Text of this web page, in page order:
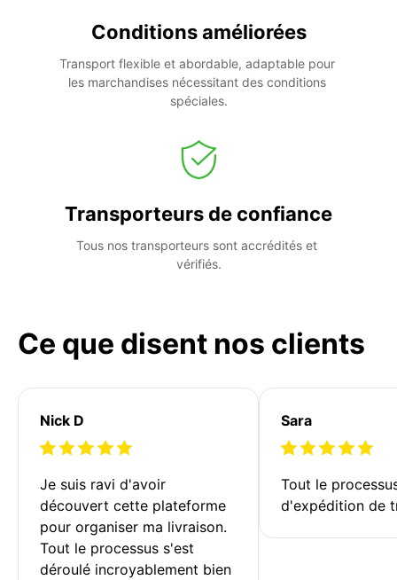
Conditions améliorées
Transport flexible et abordable, adaptable pour
les marchandises nécessitant des conditions
spéciales.
Transporteurs de confiance
Tous nos transporteurs sont accrédités et
vérifiés.
Ce que disent nos clients
Nick D
Je suis ravi d'avoir
découvert cette plateforme
pour organiser ma livraison.
Tout le processus s'est
déroulé incroyablement bien
Sara
Tout le
d'expédition de